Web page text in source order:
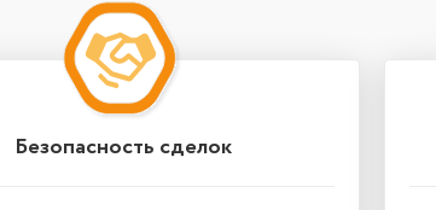
Безопасность сделок